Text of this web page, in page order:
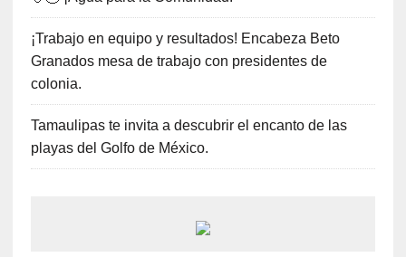
¡Trabajo en equipo y resultados! Encabeza Beto
Granados mesa de trabajo con presidentes de
colonia.
Tamaulipas te invita a descubrir el encanto de las
playas del Golfo de México.